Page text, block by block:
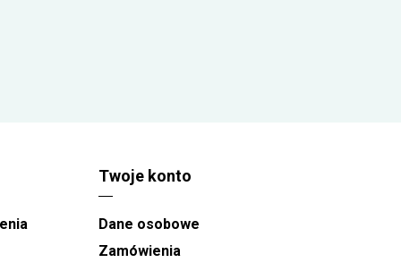
Twoje konto
Dane osobowe
Zamówienia